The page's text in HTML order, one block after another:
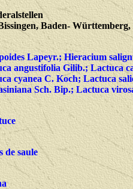
Baden- Württemberg,
Lapeyr.; Hieracium
angustifolia Gilib.; Lactuca
cyanea C. Koch; Lactuca
Sch. Bip.; Lactuca
de saule